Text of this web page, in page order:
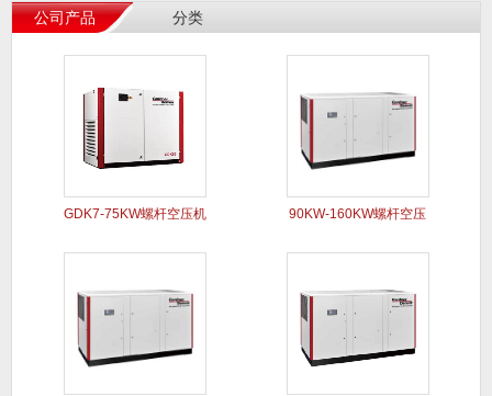
公司产品 分类
GDK7-75KW螺杆空压机 90KW-160KW螺杆空压